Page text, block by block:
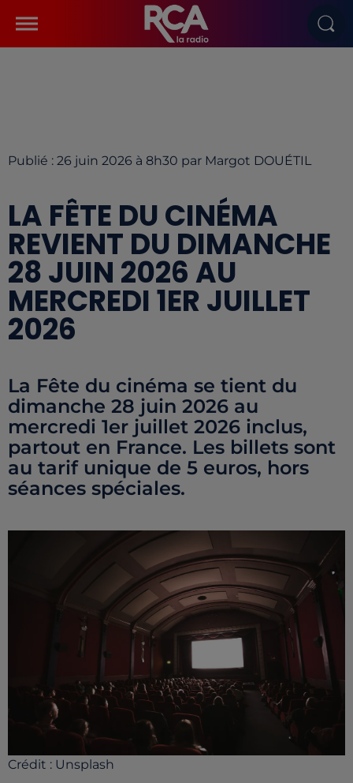
Publié : 26 juin 2026 à 8h30 par Margot DOUÉTIL
LA FÊTE DU CINÉMA
REVIENT DU DIMANCHE
28 JUIN 2026 AU
MERCREDI 1ER JUILLET
2026
La Fête du cinéma se tient du
dimanche 28 juin 2026 au
mercredi 1er juillet 2026 inclus,
partout en France. Les billets sont
au tarif unique de 5 euros, hors
séances spéciales.
Crédit : Unsplash